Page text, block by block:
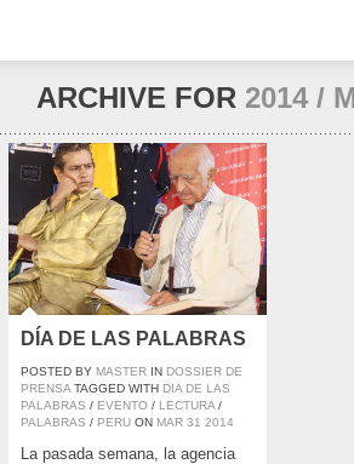
ARCHIVE FOR 2014 /
DÍA DE LAS PALABRAS
POSTED BY MASTER IN DOSSIER DE
PRENSA TAGGED WITH DIA DE LAS
PALABRAS / EVENTO / LECTURA /
PALABRAS / PERU ON MAR 31 2014
La pasada semana, la agencia